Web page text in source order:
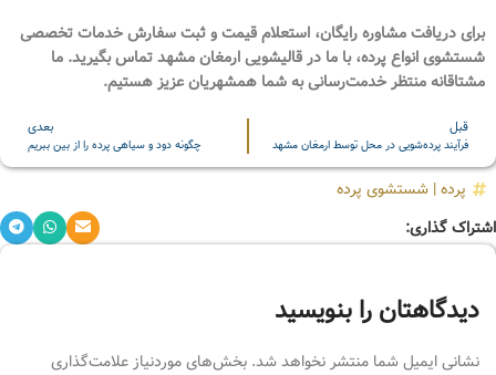
برای دریافت مشاوره رایگان، استعلام قیمت و ثبت سفارش خدمات تخصصی
شستشوی انواع پرده، با ما در قالیشویی ارمغان مشهد تماس بگیرید. ما
مشتاقانه منتظر خدمت‌رسانی به شما همشهریان عزیز هستیم.
قبل
فرآیند پرده‌شویی در محل توسط ارمغان مشهد
بعدی
چگونه دود و سیاهی پرده را از بین ببریم
پرده| شستشوی پرده
اشتراک گذاری:
دیدگاهتان را بنویسید
نشانی ایمیل شما منتشر نخواهد شد. بخش‌های موردنیاز علامت‌گذاری